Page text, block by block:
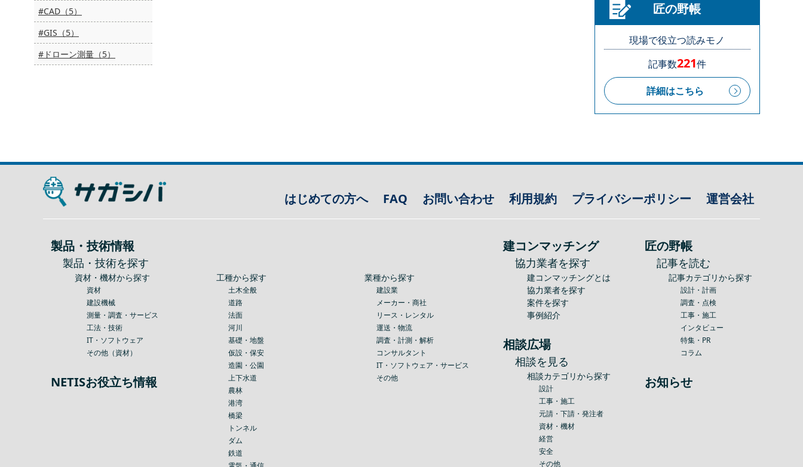
#CAD（5）
#GIS（5）
#ドローン測量（5）
匠の野帳
現場で役立つ読みモノ
記事数221件
詳細はこちら
はじめての方へ FAQ お問い合わせ 利用規約 プライバシーポリシー 運営会社
製品・技術情報
製品・技術を探す
資材・機材から探す
資材
建設機械
測量・調査・サービス
工法・技術
IT・ソフトウェア
その他（資材）
NETISお役立ち情報
工種から探す
土木全般
道路
法面
河川
基礎・地盤
仮設・保安
造園・公園
上下水道
農林
港湾
橋梁
トンネル
ダム
鉄道
業種から探す
建設業
メーカー・商社
リース・レンタル
運送・物流
調査・計測・解析
コンサルタント
IT・ソフトウェア・サービス
その他
建コンマッチング
協力業者を探す
建コンマッチングとは
協力業者を探す
案件を探す
事例紹介
相談広場
相談を見る
相談カテゴリから探す
設計
工事・施工
元請・下請・発注者
資材・機材
経営
安全
その他
匠の野帳
記事を読む
記事カテゴリから探す
設計・計画
調査・点検
工事・施工
インタビュー
特集・PR
コラム
お知らせ